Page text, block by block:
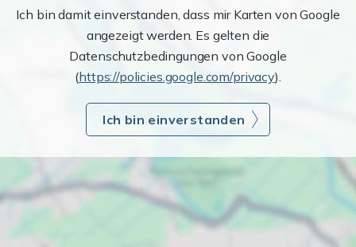
Ich bin damit einverstanden, dass mir Karten von Google
angezeigt werden. Es gelten die
Datenschutzbedingungen von Google
(https://policies.google.com/privacy).
Ich bin einverstanden